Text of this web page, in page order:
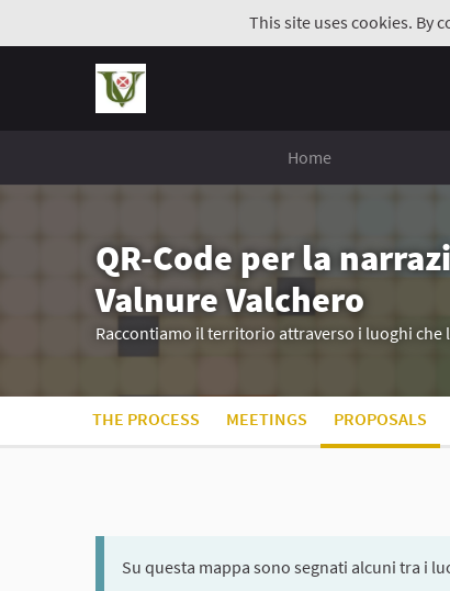
This site uses cookies. By
Home
QR-Code per la
Valnure Valchero
Raccontiamo il territorio attraverso i luoghi che
THE PROCESS MEETINGS PROPOSALS
Su questa mappa sono segnati alcuni tra i